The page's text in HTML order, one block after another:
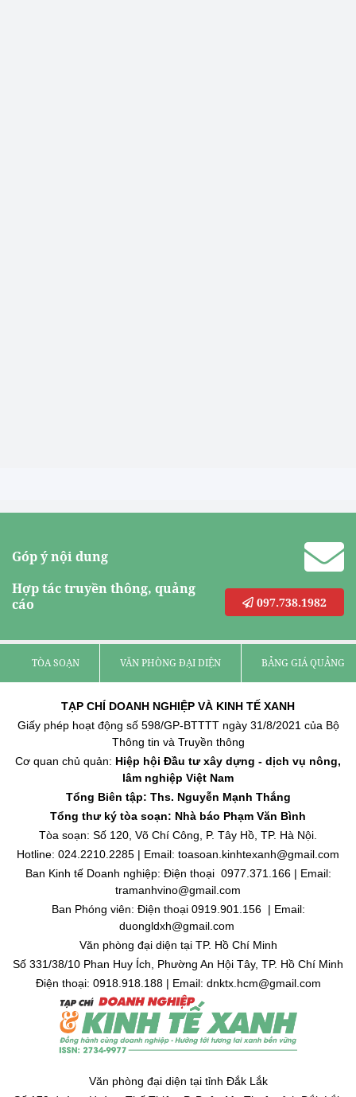
Góp ý nội dung
Hợp tác truyền thông, quảng
cáo
097.738.1982
TÒA SOẠN VĂN PHÒNG ĐẠI DIỆN BẢNG GIÁ QUẢNG
TẠP CHÍ DOANH NGHIỆP VÀ KINH TẾ XANH
Giấy phép hoạt động số 598/GP-BTTTT ngày 31/8/2021 của Bộ
Thông tin và Truyền thông
Cơ quan chủ quản: Hiệp hội Đầu tư xây dựng - dịch vụ nông,
lâm nghiệp Việt Nam
Tổng Biên tập: Ths. Nguyễn Mạnh Thắng
Tổng thư ký tòa soạn: Nhà báo Phạm Văn Bình
Tòa soạn: Số 120, Võ Chí Công, P. Tây Hồ, TP. Hà Nội.
Hotline: 024.2210.2285 | Email: toasoan.kinhtexanh@gmail.com
Ban Kinh tế Doanh nghiệp: Điện thoại 0977.371.166 | Email:
tramanhvino@gmail.com
Ban Phóng viên: Điện thoại 0919.901.156 | Email:
duongldxh@gmail.com
Văn phòng đại diện tại TP. Hồ Chí Minh
Số 331/38/10 Phan Huy Ích, Phường An Hội Tây, TP. Hồ Chí Minh
Điện thoại: 0918.918.188 | Email: dnktx.hcm@gmail.com
Văn phòng đại diện tại tỉnh Đắk Lắk